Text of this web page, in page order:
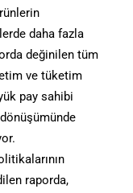
daha fazla
değinilen tüm
ve tüketim
pay sahibi
raporda,